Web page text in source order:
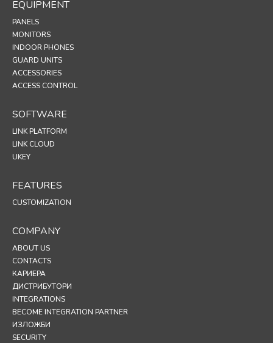
EQUIPMENT
PANELS
MONITORS
INDOOR PHONES
GUARD UNITS
ACCESSORIES
ACCESS CONTROL
SOFTWARE
LINK PLATFORM
LINK CLOUD
UKEY
FEATURES
CUSTOMIZATION
COMPANY
ABOUT US
CONTACTS
КАРИЕРА
ДИСТРИБУТОРИ
INTEGRATIONS
BECOME INTEGRATION PARTNER
ИЗЛОЖБИ
SECURITY